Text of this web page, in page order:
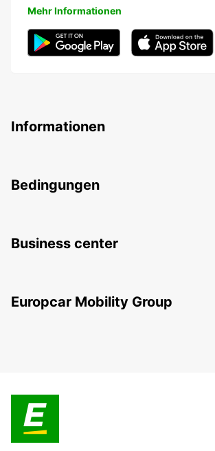
Mehr Informationen
Informationen
Bedingungen
Business center
Europcar Mobility Group